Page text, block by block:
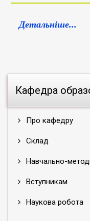
Кафедра
Про кафедру
Склад
Навчально-
Вступникам
Наукова робота
Детальніше...